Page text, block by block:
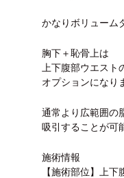
かなりボリューム
胸下＋恥骨上は
上下腹部ウエス
オプションになり
通常より広範囲の
吸引することが可
施術情報
【施術部位】上